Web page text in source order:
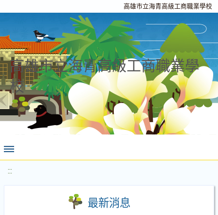
高雄市立海青高級工商職業學校
高雄市立海青高級工商職業學
校
:::
最新消息